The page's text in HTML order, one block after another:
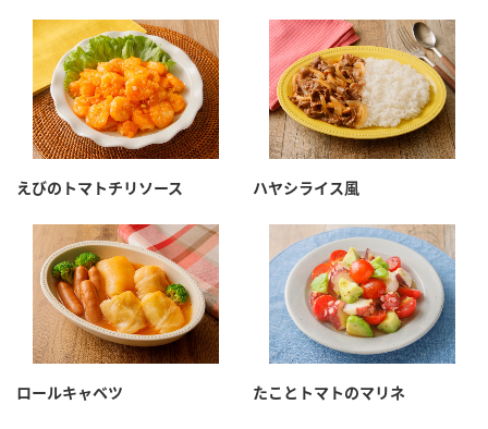
えびのトマトチリソース ハヤシライス風
ロールキャベツ たことトマトのマリネ